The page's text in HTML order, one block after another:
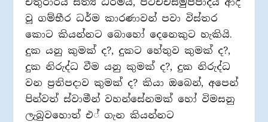
වූ ගම්භීර ධර්ම කාරණාවන් පවා විස්තර
කොට කියන්නට බොහෝ දෙනෙකුට හැකියි.
දුක යනු කුමක් ද?, දුකට හේතුව කුමක් ද?,
දුක නිරුද්ධ වීම යනු කුමක් ද?, දුක නිරුද්ධ
වන ප‍්‍රතිපදාව කුමක් ද? කියා ඔබෙන්, අපෙන්
පින්වත් ස්වාමීන් වහන්සේනමක් හෝ විමසනු
ලැබුවහොත් එ් ගැන කියන්නට